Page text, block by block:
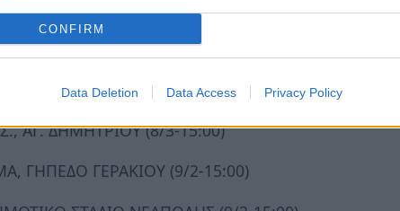
CONFIRM
Data Deletion Data Access Privacy Policy
ΑΓ. ΔΗΜΗΤΡΙΟΥ (8/3-15:00)
ΓΗΠΕΔΟ ΓΕΡΑΚΙΟΥ (9/2-15:00)